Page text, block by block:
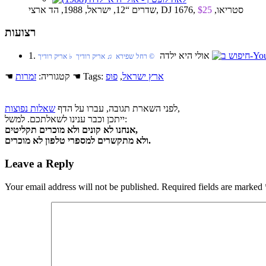
שדרים “12, ישראל, 1988, הד ארצי, DJ 1676, סטריאו, $25
רצועות
1. אולי היא ילדה © רחל שפירא ♫ אריק רודיך ♭ אריק רודיך
☚ קטגוריה: זמרות ☚ Tags: ארץ ישראל, פופ
לפני השארת תגובה, עברו על הדף שאלות נפוצות
,
ייתכן וכבר ענינו לשאלתכם. למשל:
אנחנו לא קונים ולא מוכרים תקליטים,
ולא מתקשרים למספרי טלפון לא מוכרים.
Leave a Reply
Your email address will not be published. Required fields are marked